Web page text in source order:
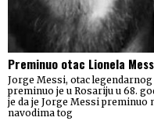
Preminuo otac Lionela
Jorge Messi, otac
preminuo je u Rosariju u 68.
je da je Jorge Messi preminuo
navodima tog